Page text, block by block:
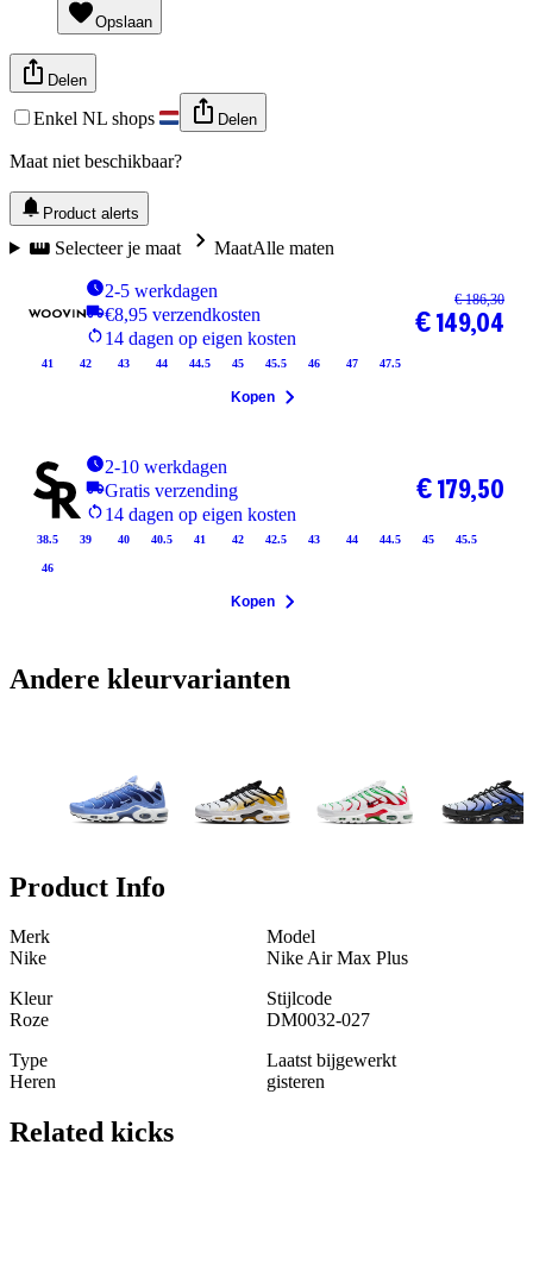
Opslaan
Delen
Enkel NL shops Delen
Maat niet beschikbaar?
Product alerts
Selecteer je maat MaatAlle maten
2-5 werkdagen
€8,95 verzendkosten
14 dagen op eigen kosten
41 42 43 44 44.5 45 45.5 46 47 47.5
€ 186,30
€ 149,04
Kopen
2-10 werkdagen
Gratis verzending
14 dagen op eigen kosten
38.5 39 40 40.5 41 42 42.5 43 44 44.5 45 45.5
46
€ 179,50
Kopen
Andere kleurvarianten
Product Info
Merk
Nike
Model
Nike Air Max Plus
Kleur
Roze
Stijlcode
DM0032-027
Type
Heren
Laatst bijgewerkt
gisteren
Related kicks